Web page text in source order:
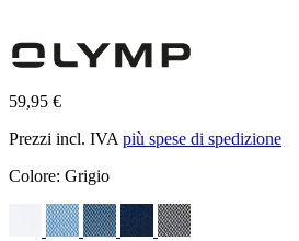
59,95 €
Prezzi incl. IVA più spese di spedizione
Colore: Grigio